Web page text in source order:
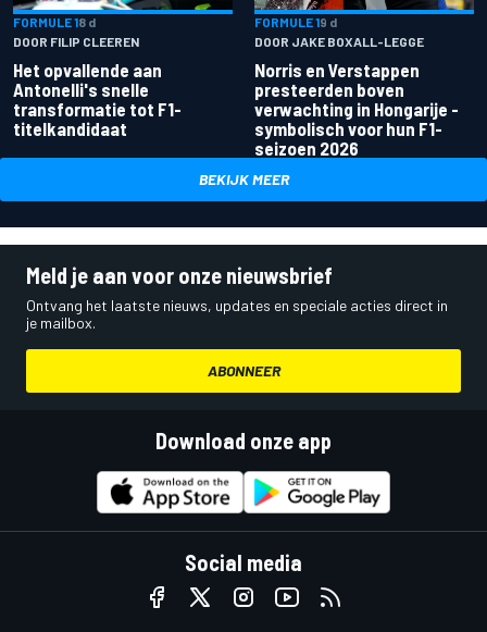
FORMULE 18 d
DOOR FILIP CLEEREN
Het opvallende aan
Antonelli's snelle
transformatie tot F1-
titelkandidaat
FORMULE 19 d
DOOR JAKE BOXALL-LEGGE
Norris en Verstappen
presteerden boven
verwachting in Hongarije -
symbolisch voor hun F1-
seizoen 2026
BEKIJK MEER
Meld je aan voor onze nieuwsbrief
Ontvang het laatste nieuws, updates en speciale acties direct in
je mailbox.
ABONNEER
Download onze app
Social media